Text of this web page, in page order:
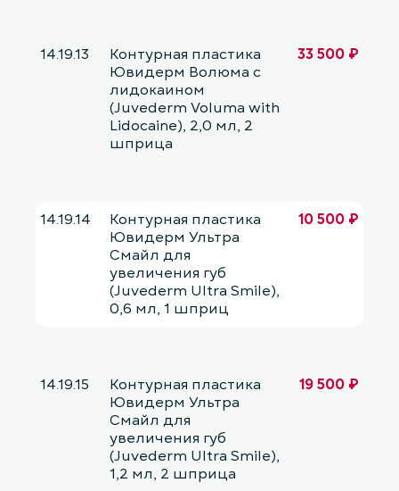
14.19.13
Контурная пластика
Ювидерм Волюма с
лидокаином
(Juvederm Voluma with
Lidocaine), 2,0 мл, 2
шприца
33 500 ₽
14.19.14
Контурная пластика
Ювидерм Ультра
Смайл для
увеличения губ
(Juvederm Ultra Smile),
0,6 мл, 1 шприц
10 500 ₽
14.19.15
Контурная пластика
Ювидерм Ультра
Смайл для
увеличения губ
(Juvederm Ultra Smile),
1,2 мл, 2 шприца
19 500 ₽